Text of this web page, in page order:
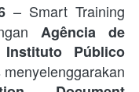
– Smart Training
Agência de
Instituto Público